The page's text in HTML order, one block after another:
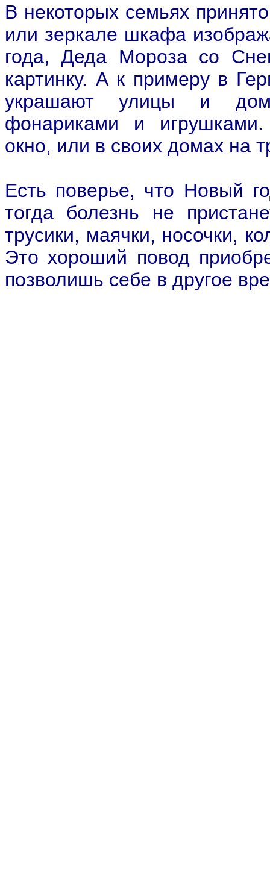
В некоторых семьях
или зеркале шкафа
года, Деда Мороза со
картинку. А к примеру в
украшают улицы и
фонариками и
окно, или в своих домах на
Есть поверье, что Новый
тогда болезнь не
трусики, маячки, носочки,
Это хороший повод
позволишь себе в другое